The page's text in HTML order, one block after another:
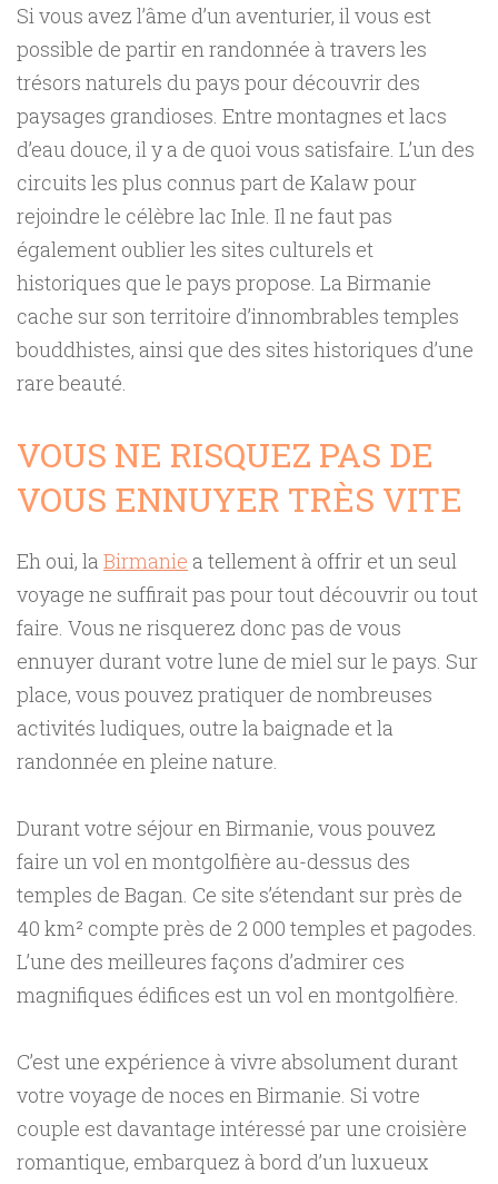
Si vous avez l’âme d’un aventurier, il vous est
possible de partir en randonnée à travers les
trésors naturels du pays pour découvrir des
paysages grandioses. Entre montagnes et lacs
d’eau douce, il y a de quoi vous satisfaire. L’un des
circuits les plus connus part de Kalaw pour
rejoindre le célèbre lac Inle. Il ne faut pas
également oublier les sites culturels et
historiques que le pays propose. La Birmanie
cache sur son territoire d’innombrables temples
bouddhistes, ainsi que des sites historiques d’une
rare beauté.
VOUS NE RISQUEZ PAS DE
VOUS ENNUYER TRÈS VITE
Eh oui, la Birmanie a tellement à offrir et un seul
voyage ne suffirait pas pour tout découvrir ou tout
faire. Vous ne risquerez donc pas de vous
ennuyer durant votre lune de miel sur le pays. Sur
place, vous pouvez pratiquer de nombreuses
activités ludiques, outre la baignade et la
randonnée en pleine nature.
Durant votre séjour en Birmanie, vous pouvez
faire un vol en montgolfière au-dessus des
temples de Bagan. Ce site s’étendant sur près de
40 km² compte près de 2 000 temples et pagodes.
L’une des meilleures façons d’admirer ces
magnifiques édifices est un vol en montgolfière.
C’est une expérience à vivre absolument durant
votre voyage de noces en Birmanie. Si votre
couple est davantage intéressé par une croisière
romantique, embarquez à bord d’un luxueux